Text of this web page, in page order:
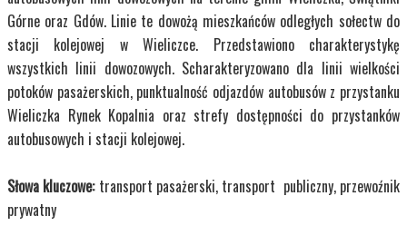
Górne oraz Gdów. Linie te dowożą mieszkańców odległych sołectw do
stacji kolejowej w Wieliczce. Przedstawiono charakterystykę
wszystkich linii dowozowych. Scharakteryzowano dla linii wielkości
potoków pasażerskich, punktualność odjazdów autobusów z przystanku
Wieliczka Rynek Kopalnia oraz strefy dostępności do przystanków
autobusowych i stacji kolejowej.
Słowa kluczowe:transport pasażerski, transport publiczny, przewoźnik
prywatny